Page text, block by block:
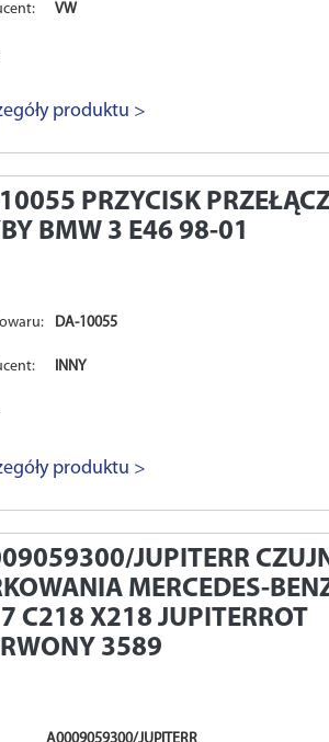
VW
produktu >
PRZYCISK
BMW 3 E46 98-01
DA-10055
INNY
produktu >
JUPITERR
MERCEDES-
C218 X218 JUPITERROT
3589